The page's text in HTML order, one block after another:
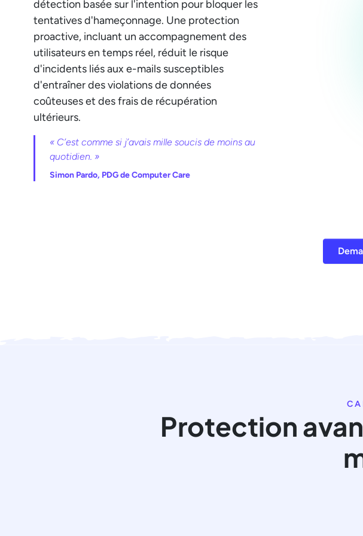
détection basée sur l'intention pour bloquer les
tentatives d'hameçonnage. Une protection
proactive, incluant un accompagnement des
utilisateurs en temps réel, réduit le risque
d'incidents liés aux e-mails susceptibles
d'entraîner des violations de données
coûteuses et des frais de récupération
ultérieurs.
« C’est comme si j’avais mille soucis de moins au
quotidien. »
Simon Pardo, PDG de Computer Care
Protection